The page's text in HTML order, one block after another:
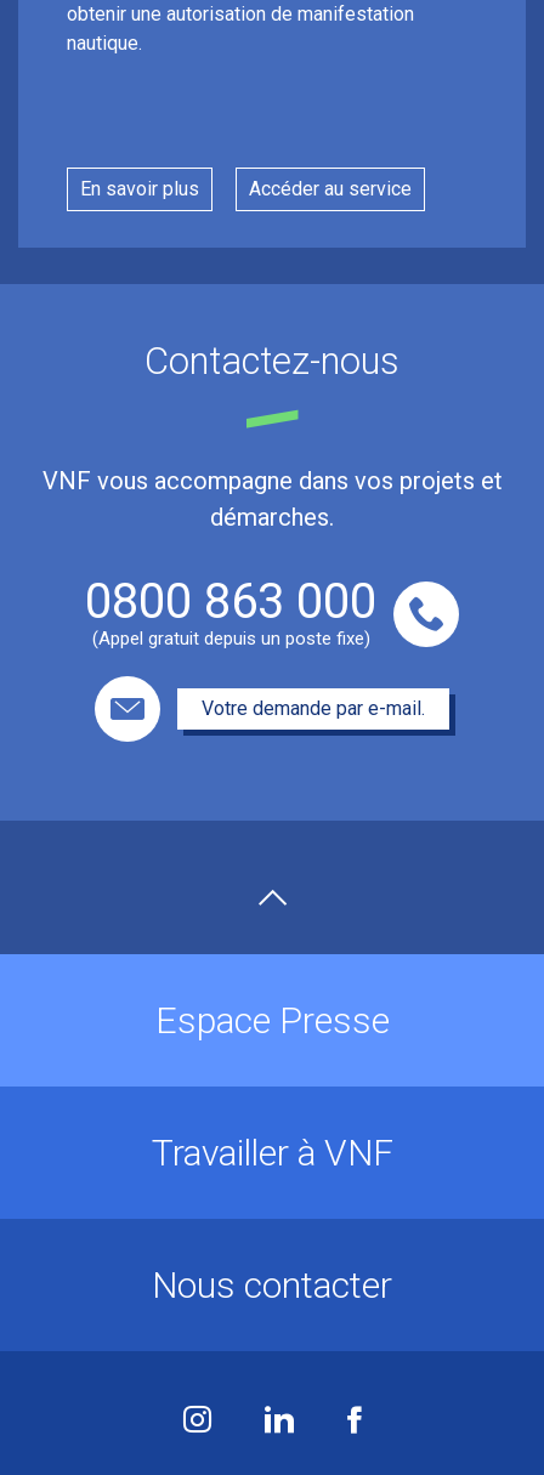
obtenir une autorisation de manifestation
nautique.
En savoir plus Accéder au service
Contactez-nous
VNF vous accompagne dans vos projets et
démarches.
0800 863 000
(Appel gratuit depuis un poste fixe)
Votre demande par e-mail.
Espace Presse
Travailler à VNF
Nous contacter